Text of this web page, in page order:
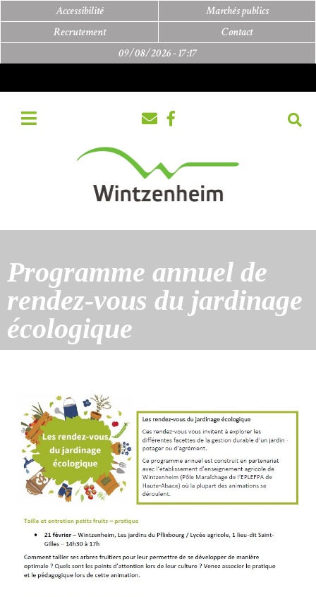
Accessibilité
Marchés publics
Recrutement
Contact
09/08/2026 -17:17
Programme annuel de
rendez-vous du jardinage
écologique